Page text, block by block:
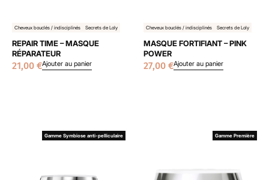
Cheveux bouclés / indisciplinés Secrets de Loly
REPAIR TIME – MASQUE
RÉPARATEUR
21,00 €Ajouter au panier
Cheveux bouclés / indisciplinés Secrets de Loly
MASQUE FORTIFIANT – PINK
POWER
27,00 €Ajouter au panier
Gamme Symbiose anti-pelliculaire Gamme Première